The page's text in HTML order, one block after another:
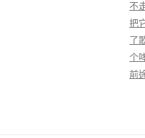
不
把
了
个
前